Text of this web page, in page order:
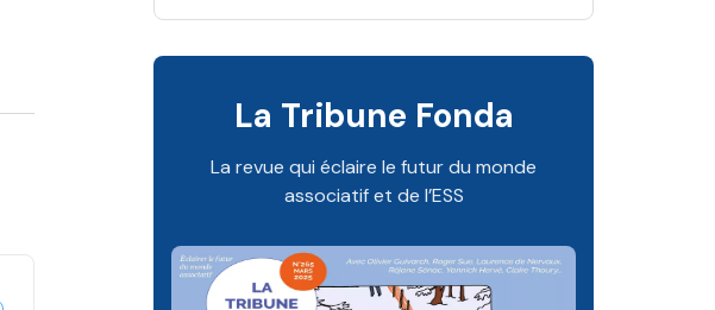
La Tribune Fonda
La revue qui éclaire le futur du monde
associatif et de l’ESS